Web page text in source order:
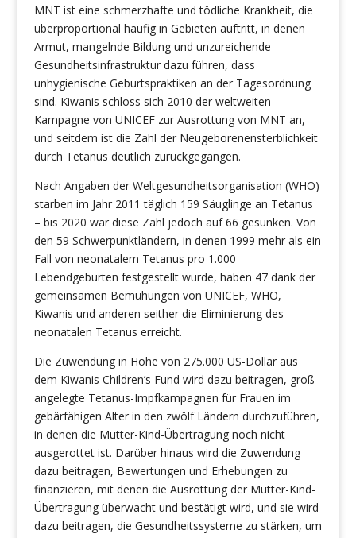
MNT ist eine schmerzhafte und tödliche Krankheit, die
überproportional häufig in Gebieten auftritt, in denen
Armut, mangelnde Bildung und unzureichende
Gesundheitsinfrastruktur dazu führen, dass
unhygienische Geburtspraktiken an der Tagesordnung
sind. Kiwanis schloss sich 2010 der weltweiten
Kampagne von UNICEF zur Ausrottung von MNT an,
und seitdem ist die Zahl der Neugeborenensterblichkeit
durch Tetanus deutlich zurückgegangen.
Nach Angaben der Weltgesundheitsorganisation (WHO)
starben im Jahr 2011 täglich 159 Säuglinge an Tetanus
– bis 2020 war diese Zahl jedoch auf 66 gesunken. Von
den 59 Schwerpunktländern, in denen 1999 mehr als ein
Fall von neonatalem Tetanus pro 1.000
Lebendgeburten festgestellt wurde, haben 47 dank der
gemeinsamen Bemühungen von UNICEF, WHO,
Kiwanis und anderen seither die Eliminierung des
neonatalen Tetanus erreicht.
Die Zuwendung in Höhe von 275.000 US-Dollar aus
dem Kiwanis Children’s Fund wird dazu beitragen, groß
angelegte Tetanus-Impfkampagnen für Frauen im
gebärfähigen Alter in den zwölf Ländern durchzuführen,
in denen die Mutter-Kind-Übertragung noch nicht
ausgerottet ist. Darüber hinaus wird die Zuwendung
dazu beitragen, Bewertungen und Erhebungen zu
finanzieren, mit denen die Ausrottung der Mutter-Kind-
Übertragung überwacht und bestätigt wird, und sie wird
dazu beitragen, die Gesundheitssysteme zu stärken, um